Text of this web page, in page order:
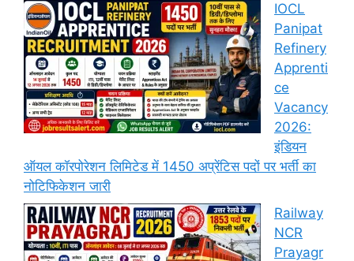
IOCL
Panipat
Refinery
Apprenti
ce
Vacancy
2026:
इंडियन
ऑयल कॉरपोरेशन लिमिटेड में 1450 अप्रेंटिस पदों पर भर्ती का
नोटिफिकेशन जारी
Railway
NCR
Prayagr